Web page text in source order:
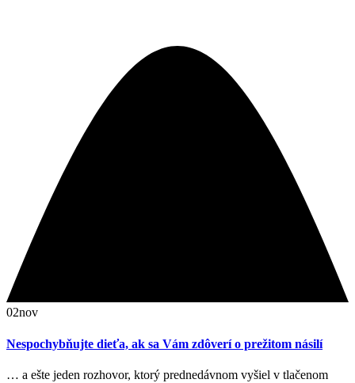
02nov
Nespochybňujte dieťa, ak sa Vám zdôverí o prežitom násilí
… a ešte jeden rozhovor, ktorý prednedávnom vyšiel v tlačenom